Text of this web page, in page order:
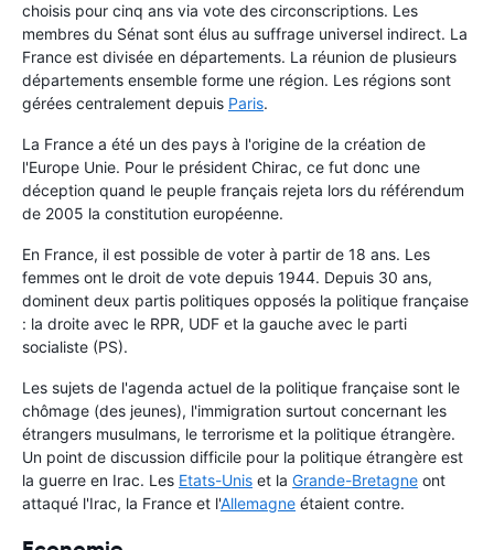
choisis pour cinq ans via vote des circonscriptions. Les
membres du Sénat sont élus au suffrage universel indirect. La
France est divisée en départements. La réunion de plusieurs
départements ensemble forme une région. Les régions sont
gérées centralement depuis Paris.
La France a été un des pays à l'origine de la création de
l'Europe Unie. Pour le président Chirac, ce fut donc une
déception quand le peuple français rejeta lors du référendum
de 2005 la constitution européenne.
En France, il est possible de voter à partir de 18 ans. Les
femmes ont le droit de vote depuis 1944. Depuis 30 ans,
dominent deux partis politiques opposés la politique française
: la droite avec le RPR, UDF et la gauche avec le parti
socialiste (PS).
Les sujets de l'agenda actuel de la politique française sont le
chômage (des jeunes), l'immigration surtout concernant les
étrangers musulmans, le terrorisme et la politique étrangère.
Un point de discussion difficile pour la politique étrangère est
la guerre en Irac. Les Etats-Unis et la Grande-Bretagne ont
attaqué l'Irac, la France et l'Allemagne étaient contre.